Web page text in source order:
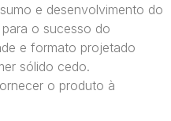
e desenvolvimento do
o sucesso do
e formato projetado
sólido cedo.
o produto à